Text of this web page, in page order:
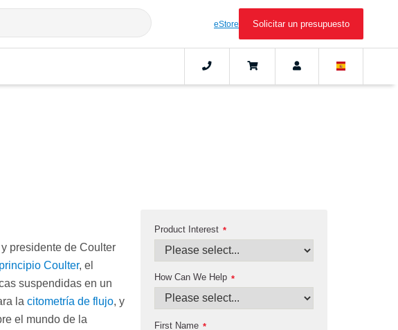
eStore Solicitar un presupuesto
presidente de Coulter
principio Coulter, el
suspendidas en un
la citometría de flujo, y
el mundo de la
*
Product Interest
*
How Can We Help
*
First Name